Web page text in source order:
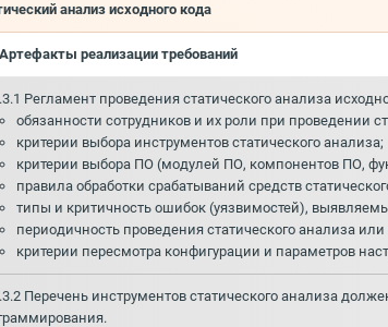
анализ исходного кода
реализации требований
Регламент проведения статического анализа
обязанности сотрудников и их роли при проведении
критерии выбора инструментов статического анализа;
критерии выбора ПО (модулей ПО, компонентов ПО,
правила обработки срабатываний средств
типы и критичность ошибок (уязвимостей),
периодичность проведения статического анализа
критерии пересмотра конфигурации и параметров
Перечень инструментов статического анализа